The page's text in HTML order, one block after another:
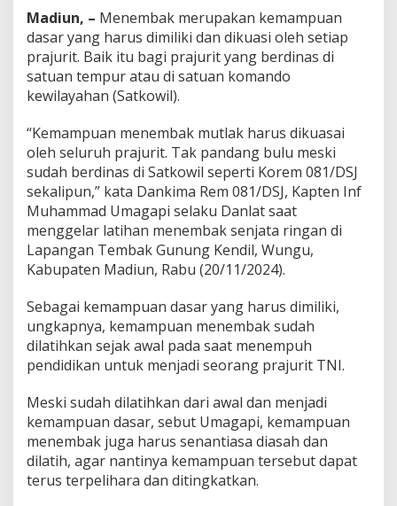
W
a
j
i
b
a
s
a
i
K
e
m
a
m
p
a
n
M
n
m
b
a
Madiun, – Menembak merupakan kemampuan
dasar yang harus dimiliki dan dikuasi oleh setiap
prajurit. Baik itu bagi prajurit yang berdinas di
satuan tempur atau di satuan komando
kewilayahan (Satkowil).
“Kemampuan menembak mutlak harus dikuasai
oleh seluruh prajurit. Tak pandang bulu meski
sudah berdinas di Satkowil seperti Korem 081/DSJ
sekalipun,” kata Dankima Rem 081/DSJ, Kapten Inf
Muhammad Umagapi selaku Danlat saat
menggelar latihan menembak senjata ringan di
Lapangan Tembak Gunung Kendil, Wungu,
Kabupaten Madiun, Rabu (20/11/2024).
Sebagai kemampuan dasar yang harus dimiliki,
ungkapnya, kemampuan menembak sudah
dilatihkan sejak awal pada saat menempuh
pendidikan untuk menjadi seorang prajurit TNI.
Meski sudah dilatihkan dari awal dan menjadi
kemampuan dasar, sebut Umagapi, kemampuan
menembak juga harus senantiasa diasah dan
dilatih, agar nantinya kemampuan tersebut dapat
terus terpelihara dan ditingkatkan.